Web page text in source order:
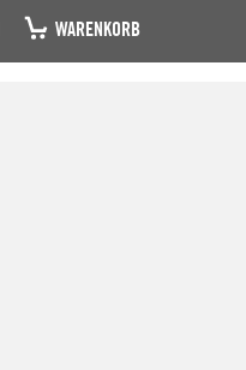
WARENKORB